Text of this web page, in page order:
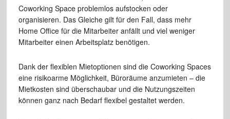
Coworking Space problemlos aufstocken oder
organisieren. Das Gleiche gilt für den Fall, dass mehr
Home Office für die Mitarbeiter anfällt und viel weniger
Mitarbeiter einen Arbeitsplatz benötigen.
Dank der flexiblen Mietoptionen sind die Coworking Spaces
eine risikoarme Möglichkeit, Büroräume anzumieten – die
Mietkosten sind überschaubar und die Nutzungszeiten
können ganz nach Bedarf flexibel gestaltet werden.